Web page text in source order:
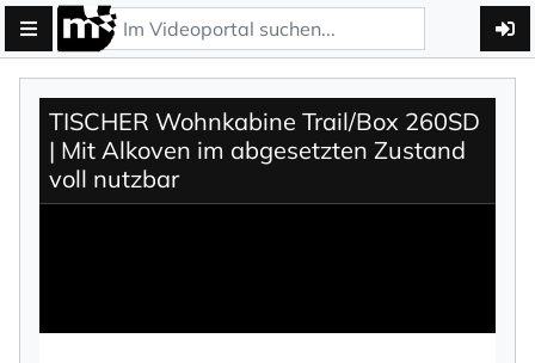
TISCHER Wohnkabine Trail/Box 260SD
| Mit Alkoven im abgesetzten Zustand
voll nutzbar